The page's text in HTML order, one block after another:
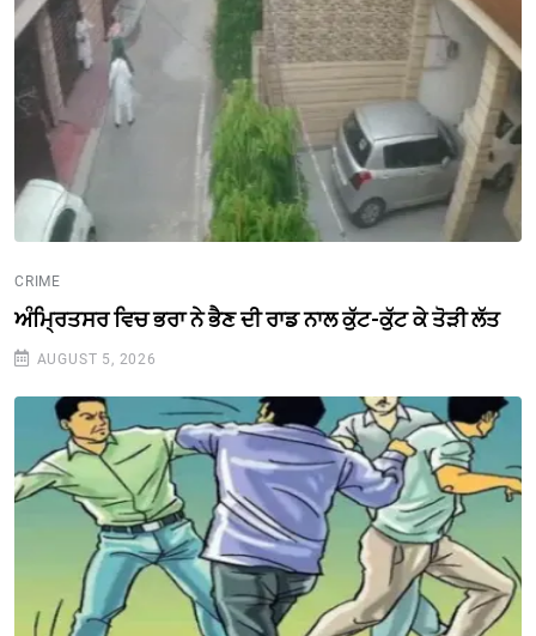
CRIME
ਅੰਮ੍ਰਿਤਸਰ ਵਿਚ ਭਰਾ ਨੇ ਭੈਣ ਦੀ ਰਾਡ ਨਾਲ ਕੁੱਟ-ਕੁੱਟ ਕੇ ਤੋੜੀ ਲੱਤ
AUGUST 5, 2026